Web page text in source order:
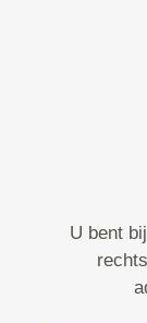
U bent